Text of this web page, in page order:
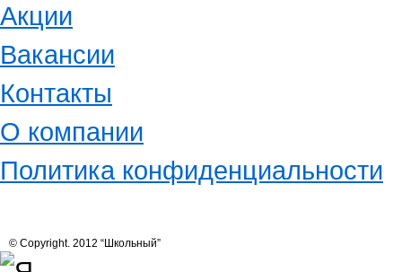
Акции
Вакансии
Контакты
О компании
Политика конфиденциальности
© Copyright. 2012 “Школьный”